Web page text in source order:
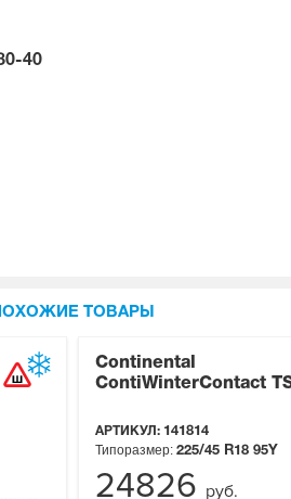
40
ТОВАРЫ
Continental
ContiWinterContact
АРТИКУЛ: 141814
Типоразмер: 225/45 R18 95Y
24826 руб.